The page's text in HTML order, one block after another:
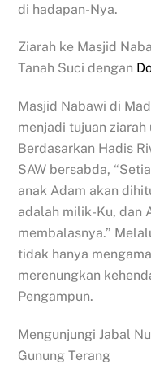
di hadapan-Nya.
Ziarah ke Masjid
Tanah Suci dengan
Masjid Nabawi di
menjadi tujuan
Berdasarkan Hadis
SAW bersabda,
anak Adam akan
adalah milik-Ku, dan
membalasnya.”
tidak hanya
merenungkan
Pengampun.
Mengunjungi Jabal
Gunung Terang